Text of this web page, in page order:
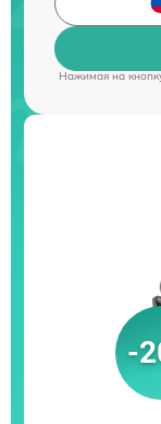
Нажимая на
-